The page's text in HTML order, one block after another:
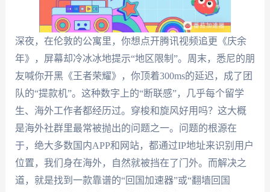
深夜，在伦敦的公寓里，你想点开腾讯视频追更《庆余
年》，屏幕却冷冰冰地提示“地区限制”。周末，悉尼的朋
友喊你开黑《王者荣耀》，你顶着300ms的延迟，成了团
队的“提款机”。这种数字上的“断联感”，几乎每个留学
生、海外工作者都经历过。穿梭和旋风好用吗？这大概
是海外社群里最常被抛出的问题之一。问题的根源在
于，绝大多数国内APP和网站，都通过IP地址来识别用户
位置，我们身在海外，自然就被挡在了门外。而解决之
道，就是找到一款靠谱的“回国加速器”或“翻墙回国